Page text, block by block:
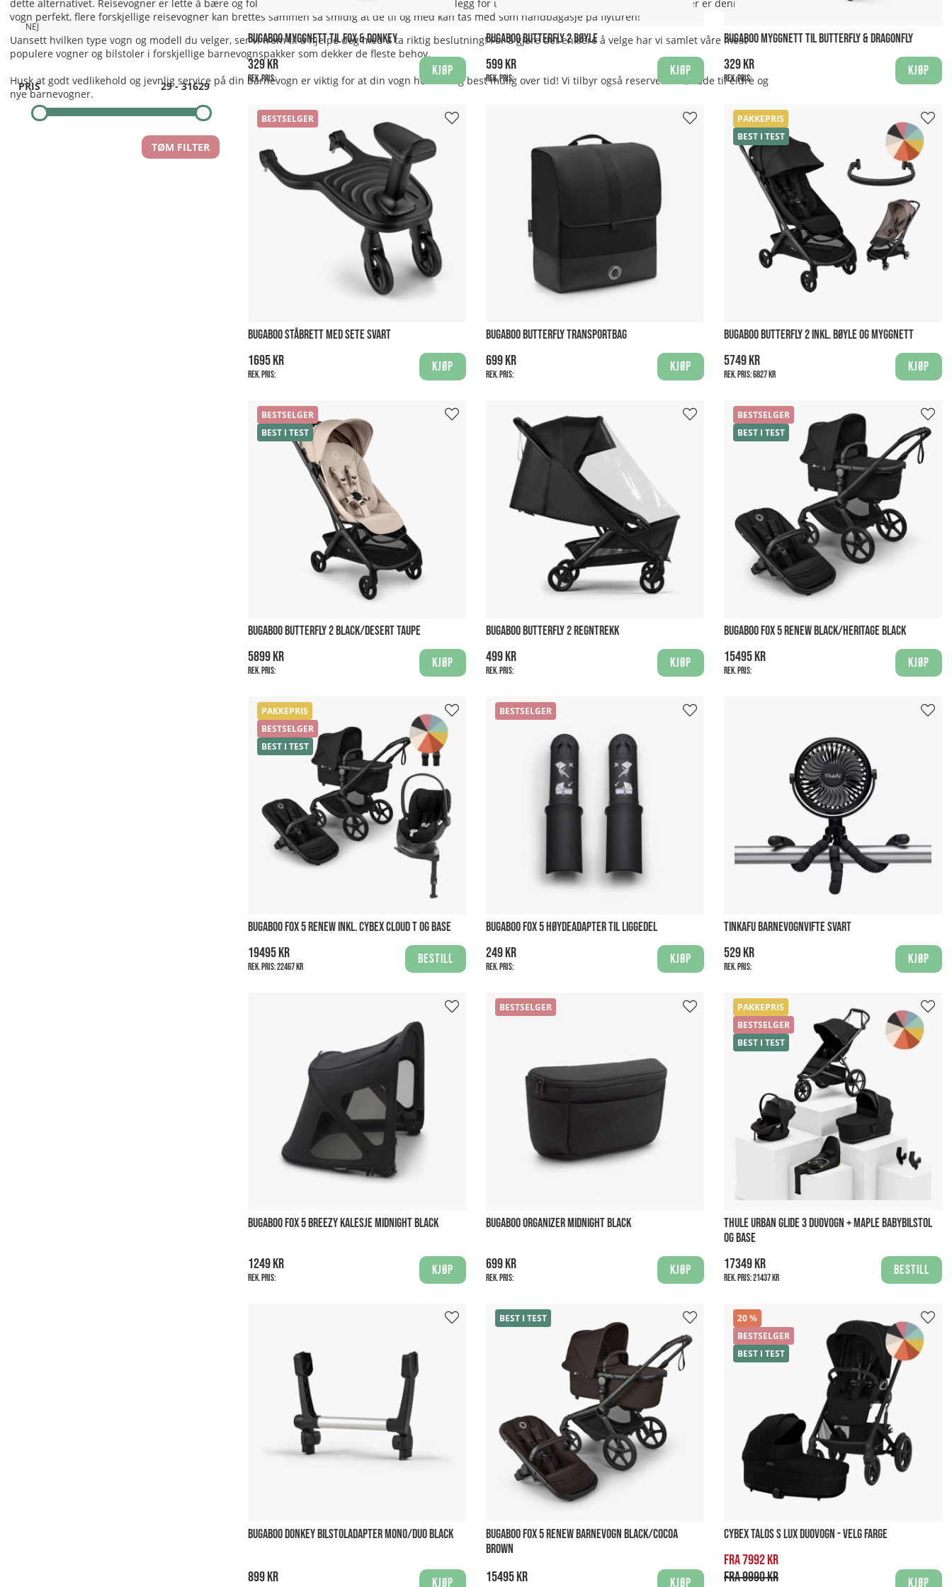
dette alternativet. Reisevogner er lette å bære og foldes enkelt sammen, så de er et perfekt tillegg for utflukter og turer til barnehagen. For reiser er denne typen
vogn perfekt, flere forskjellige reisevogner kan brettes sammen så smidig at de til og med kan tas med som håndbagasje på flyturen!
Uansett hvilken type vogn og modell du velger, ser vi frem til å hjelpe deg med å ta riktig beslutning! For å gjøre det enklere å velge har vi samlet våre mest
populere vogner og bilstoler i forskjellige barnevognspakker som dekker de fleste behov.
Husk at godt vedlikehold og jevnlig service på din barnevogn er viktig for at din vogn holder seg best mulig over tid! Vi tilbyr også reservedeler, både til eldre og
nye barnevogner.
NEJ
PRIS 29 - 31629
TØM FILTER
BUGABOO MYGGNETT TIL FOX & DONKEY
329 kr
Rek. pris:
Kjøp
BUGABOO BUTTERFLY 2 BØYLE
599 kr
Rek. pris:
Kjøp
BUGABOO MYGGNETT TIL BUTTERFLY & DRAGONFLY
329 kr
Rek. pris:
Kjøp
BESTSELGER
BUGABOO STÅBRETT MED SETE SVART
1695 kr
Rek. pris:
Kjøp
BUGABOO BUTTERFLY TRANSPORTBAG
699 kr
Rek. pris:
Kjøp
PAKKEPRIS
BEST I TEST
BUGABOO BUTTERFLY 2 INKL. BØYLE OG MYGGNETT
5749 kr
Rek. pris:6827 kr
Kjøp
BESTSELGER
BEST I TEST
BUGABOO BUTTERFLY 2 BLACK/DESERT TAUPE
5899 kr
Rek. pris:
Kjøp
BUGABOO BUTTERFLY 2 REGNTREKK
499 kr
Rek. pris:
Kjøp
BESTSELGER
BEST I TEST
BUGABOO FOX 5 RENEW BLACK/HERITAGE BLACK
15495 kr
Rek. pris:
Kjøp
PAKKEPRIS
BESTSELGER
BEST I TEST
BUGABOO FOX 5 RENEW INKL. CYBEX CLOUD T OG BASE
19495 kr
Rek. pris:22467 kr
Bestill
BESTSELGER
BUGABOO FOX 5 HØYDEADAPTER TIL LIGGEDEL
249 kr
Rek. pris:
Kjøp
TINKAFU BARNEVOGNVIFTE SVART
529 kr
Rek. pris:
Kjøp
BUGABOO FOX 5 BREEZY KALESJE MIDNIGHT BLACK
1249 kr
Rek. pris:
Kjøp
BESTSELGER
BUGABOO ORGANIZER MIDNIGHT BLACK
699 kr
Rek. pris:
Kjøp
PAKKEPRIS
BESTSELGER
BEST I TEST
THULE URBAN GLIDE 3 DUOVOGN + MAPLE BABYBILSTOL
OG BASE
17349 kr
Rek. pris:21437 kr
Bestill
BUGABOO DONKEY BILSTOLADAPTER MONO/DUO BLACK
899 kr Kjøp
BEST I TEST
BUGABOO FOX 5 RENEW BARNEVOGN BLACK/COCOA
BROWN
15495 kr Kjøp
20
BESTSELGER
BEST I TEST
CYBEX TALOS S LUX DUOVOGN - VELG FARGE
Fra 7992 kr
Fra 9990 kr
Kjøp